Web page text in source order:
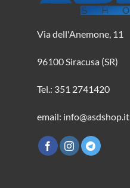
Via dell'Anemone, 11
96100 Siracusa (SR)
Tel.: 351 2741420
email: info@asdshop.it